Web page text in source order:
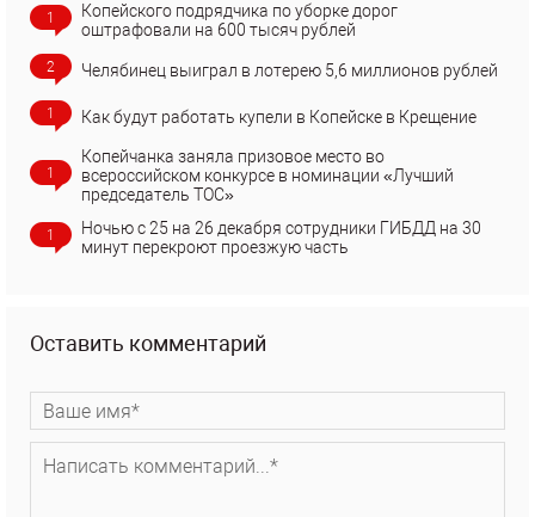
1
Копейского подрядчика по уборке дорог
оштрафовали на 600 тысяч рублей
2 Челябинец выиграл в лотерею 5,6 миллионов рублей
1 Как будут работать купели в Копейске в Крещение
1
Копейчанка заняла призовое место во
всероссийском конкурсе в номинации «Лучший
председатель ТОС»
1
Ночью с 25 на 26 декабря сотрудники ГИБДД на 30
минут перекроют проезжую часть
Оставить комментарий